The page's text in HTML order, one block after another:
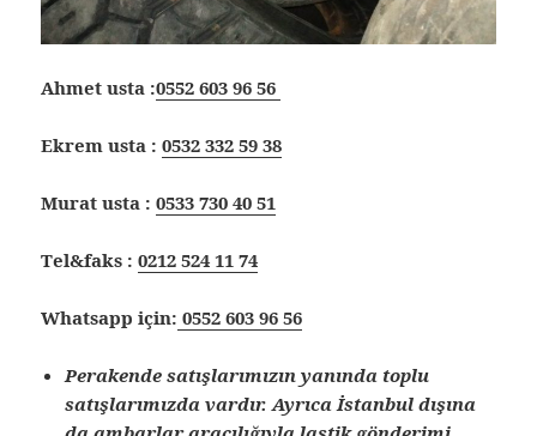
Ahmet usta :0552 603 96 56
Ekrem usta :0532 332 59 38
Murat usta :0533 730 40 51
Tel&faks :0212 524 11 74
Whatsapp için: 0552 603 96 56
Perakende satışlarımızın yanında toplu
satışlarımızda vardır. Ayrıca İstanbul dışına